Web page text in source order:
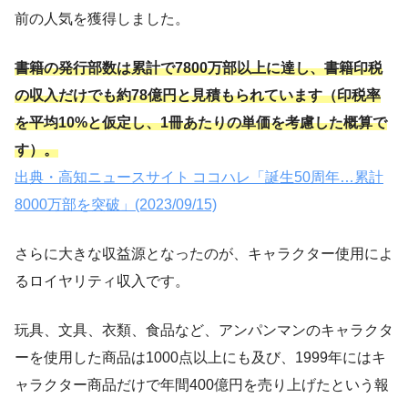
前の人気を獲得しました。
書籍の発行部数は累計で7800万部以上に達し、書籍印税
の収入だけでも約78億円と見積もられています（印税率
を平均10%と仮定し、1冊あたりの単価を考慮した概算で
す）。
出典・高知ニュースサイト ココハレ「誕生50周年…累計
8000万部を突破」(2023/09/15)
さらに大きな収益源となったのが、キャラクター使用によ
るロイヤリティ収入です。
玩具、文具、衣類、食品など、アンパンマンのキャラクタ
ーを使用した商品は1000点以上にも及び、1999年にはキ
ャラクター商品だけで年間400億円を売り上げたという報